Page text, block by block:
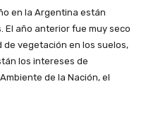
en la Argentina están
año anterior fue muy seco
vegetación en los suelos,
los intereses de
de la Nación, el